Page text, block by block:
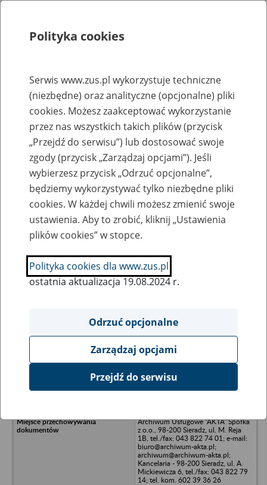
Rejestry, ewidencje i archiwa
Baza zlikwidowanych lub
przekształconych zakładów pracy
Nazwa zakładu pracy:
SZUKAJ
Ukryj wszystkie pozycje bazy
PDA Detal Spółka z o.o. w likwidacji
Archiwum Usługowe "AKTA" Spółka
z o.o., 98-200 Sieradz, ul. M. Reja
1B, tel./fax: 043 822 74 01; e-mail:
biuro@archiwum-akta.pl;
archiwum@archiwum-akta.pl;
Kancelaria - 98-200 Sieradz, ul. A.
Mickiewicza 6, tel./fax: 043 822 79
14; tel. kom. 602 39 36 26
Polityka cookies
Serwis www.zus.pl wykorzystuje techniczne
(niezbędne) oraz analityczne (opcjonalne) pliki
cookies. Możesz zaakceptować wykorzystanie
przez nas wszystkich takich plików (przycisk
„Przejdź do serwisu”) lub dostosować swoje
zgody (przycisk „Zarządzaj opcjami”). Jeśli
wybierzesz przycisk „Odrzuć opcjonalne”,
będziemy wykorzystywać tylko niezbędne pliki
cookies. W każdej chwili możesz zmienić swoje
ustawienia. Aby to zrobić, kliknij „Ustawienia
plików cookies” w stopce.
Polityka cookies dla www.zus.pl
ostatnia aktualizacja 19.08.2024 r.
Odrzuć opcjonalne
Zarządzaj opcjami
Przejdź do serwisu